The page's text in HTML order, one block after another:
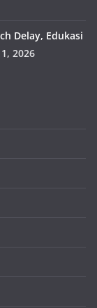
Delay, Edukasi
2026